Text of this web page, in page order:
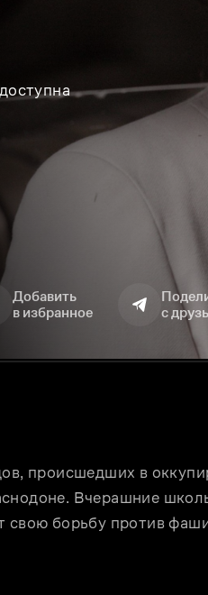
Добавить
в избранное
с
происшедших в
Вчерашние
свою борьбу против